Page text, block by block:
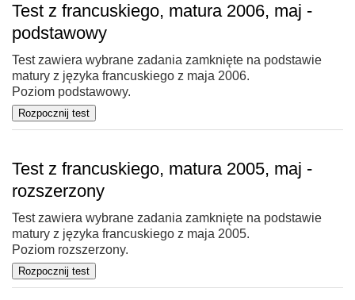
Test z francuskiego, matura 2006, maj -
podstawowy
Test zawiera wybrane zadania zamknięte na podstawie
matury z języka francuskiego z maja 2006.
Poziom podstawowy.
Test z francuskiego, matura 2005, maj -
rozszerzony
Test zawiera wybrane zadania zamknięte na podstawie
matury z języka francuskiego z maja 2005.
Poziom rozszerzony.